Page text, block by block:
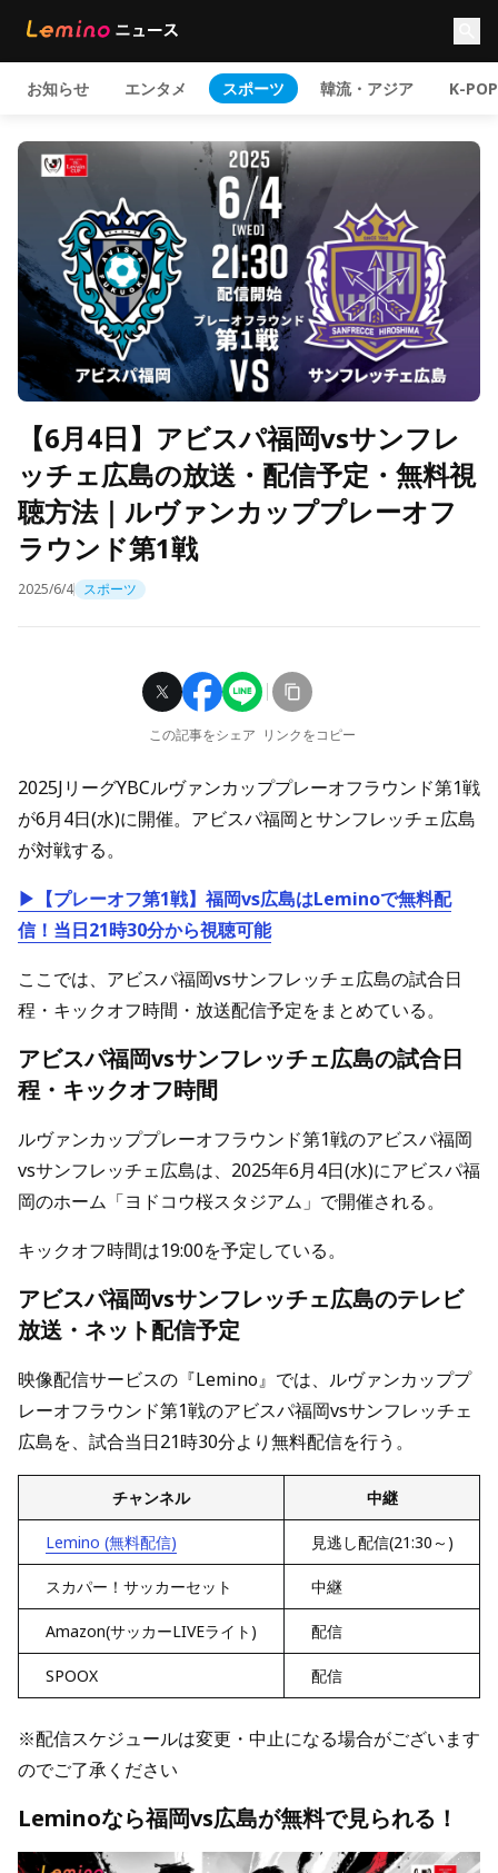
お知らせ エンタメ スポーツ 韓流・アジア K-POP
【6月4日】アビスパ福岡vsサンフレ
ッチェ広島の放送・配信予定・無料視
聴方法｜ルヴァンカッププレーオフ
ラウンド第1戦
2025/6/4 スポーツ
この記事をシェア リンクをコピー
2025JリーグYBCルヴァンカッププレーオフラウンド第1戦
が6月4日(水)に開催。アビスパ福岡とサンフレッチェ広島
が対戦する。
▶【プレーオフ第1戦】福岡vs広島はLeminoで無料配
信！当日21時30分から視聴可能
ここでは、アビスパ福岡vsサンフレッチェ広島の試合日
程・キックオフ時間・放送配信予定をまとめている。
アビスパ福岡vsサンフレッチェ広島の試合日
程・キックオフ時間
ルヴァンカッププレーオフラウンド第1戦のアビスパ福岡
vsサンフレッチェ広島は、2025年6月4日(水)にアビスパ福
岡のホーム「ヨドコウ桜スタジアム」で開催される。
キックオフ時間は19:00を予定している。
アビスパ福岡vsサンフレッチェ広島のテレビ
放送・ネット配信予定
映像配信サービスの『Lemino』では、ルヴァンカッププ
レーオフラウンド第1戦のアビスパ福岡vsサンフレッチェ
広島を、試合当日21時30分より無料配信を行う。
チャンネル 中継
Lemino (無料配信) 見逃し配信(21:30～)
スカパー！サッカーセット 中継
Amazon(サッカーLIVEライト) 配信
SPOOX 配信
※配信スケジュールは変更・中止になる場合がございます
のでご了承ください
Leminoなら福岡vs広島が無料で見られる！